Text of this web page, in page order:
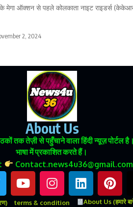
मेगा ऑक्शन से पहले कोलकाता नाइट राइडर्स
2, 2024
About Us
तक तेज़ी से पहुँचाने वाला हिंदी न्यूज़
भाषा में प्रकाशित करते हैं।
Contact.news4u36@gmail.com
terms & condition About Us (हमारे